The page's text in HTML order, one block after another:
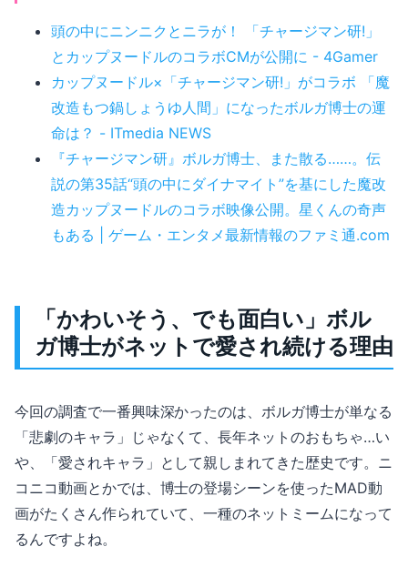
頭の中にニンニクとニラが！ 「チャージマン研!」
とカップヌードルのコラボCMが公開に - 4Gamer
カップヌードル×「チャージマン研!」がコラボ 「魔
改造もつ鍋しょうゆ人間」になったボルガ博士の運
命は？ - ITmedia NEWS
『チャージマン研』ボルガ博士、また散る……。伝
説の第35話“頭の中にダイナマイト”を基にした魔改
造カップヌードルのコラボ映像公開。星くんの奇声
もある | ゲーム・エンタメ最新情報のファミ通.com
「かわいそう、でも面白い」ボル
ガ博士がネットで愛され続ける理由
今回の調査で一番興味深かったのは、ボルガ博士が単なる
「悲劇のキャラ」じゃなくて、長年ネットのおもちゃ…い
や、「愛されキャラ」として親しまれてきた歴史です。ニ
コニコ動画とかでは、博士の登場シーンを使ったMAD動
画がたくさん作られていて、一種のネットミームになって
るんですよね。